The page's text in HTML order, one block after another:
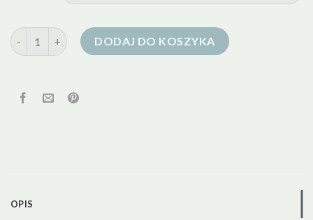
ilość reserved kurtka puchowaDODAJ DO KOSZYKA
OPIS